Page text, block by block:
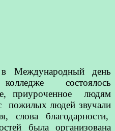
Международный день
состоялось
приуроченное людям
пожилых людей звучали
слова благодарности,
была организована